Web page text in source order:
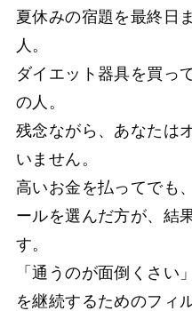
夏休みの宿題を最終日
人。
ダイエット器具を買っ
の人。
残念ながら、あなたは
いません。
高いお金を払ってでも
ールを選んだ方が、結
す。
「通うのが面倒くさい
を継続するためのフィ